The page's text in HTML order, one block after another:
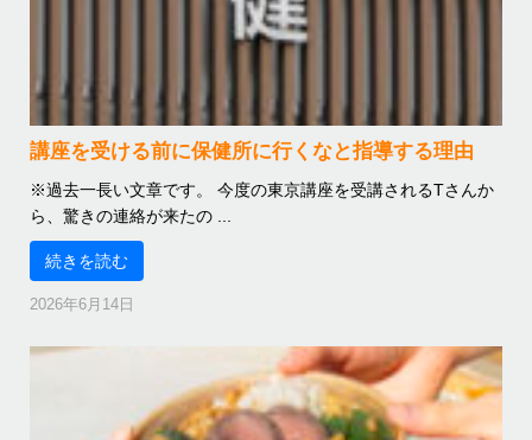
講座を受ける前に保健所に行くなと指導する理由
※過去一長い文章です。 今度の東京講座を受講されるTさんか
ら、驚きの連絡が来たの ...
続きを読む
2026年6月14日